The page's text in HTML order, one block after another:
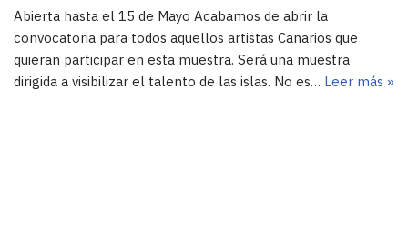
Abierta hasta el 15 de Mayo Acabamos de abrir la
convocatoria para todos aquellos artistas Canarios que
quieran participar en esta muestra. Será una muestra
dirigida a visibilizar el talento de las islas. No es… Leer más »